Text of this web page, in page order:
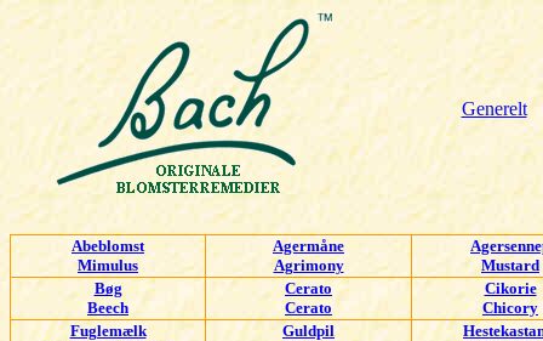
Generelt
Abeblomst
Mimulus
Agermåne
Agrimony
Mustard
Bøg
Beech
Cerato
Cerato
Cikorie
Chicory
Fuglemælk
Guldpil